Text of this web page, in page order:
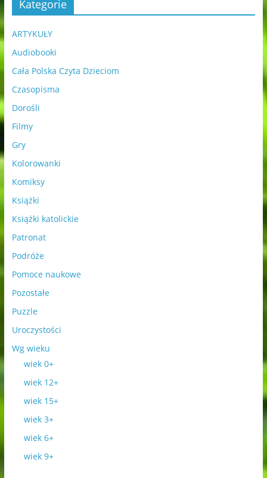
Kategorie
ARTYKUŁY
Audiobooki
Cała Polska Czyta Dzieciom
Czasopisma
Dorośli
Filmy
Gry
Kolorowanki
Komiksy
Książki
Książki katolickie
Patronat
Podróże
Pomoce naukowe
Pozostałe
Puzzle
Uroczystości
Wg wieku
wiek 0+
wiek 12+
wiek 15+
wiek 3+
wiek 6+
wiek 9+